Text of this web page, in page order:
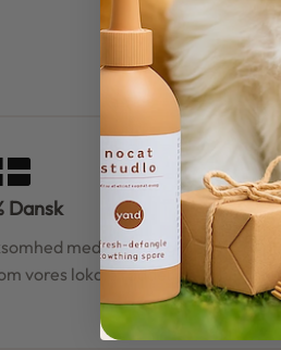
Dansk
med hjerte og
vores lokale rødder
95% af